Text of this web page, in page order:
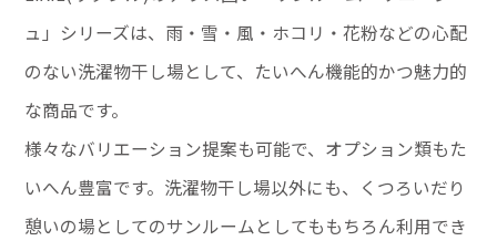
ュ」シリーズは、雨・雪・風・ホコリ・花粉などの心配
のない洗濯物干し場として、たいへん機能的かつ魅力的
な商品です。
様々なバリエーション提案も可能で、オプション類もた
いへん豊富です。洗濯物干し場以外にも、くつろいだり
憩いの場としてのサンルームとしてももちろん利用でき